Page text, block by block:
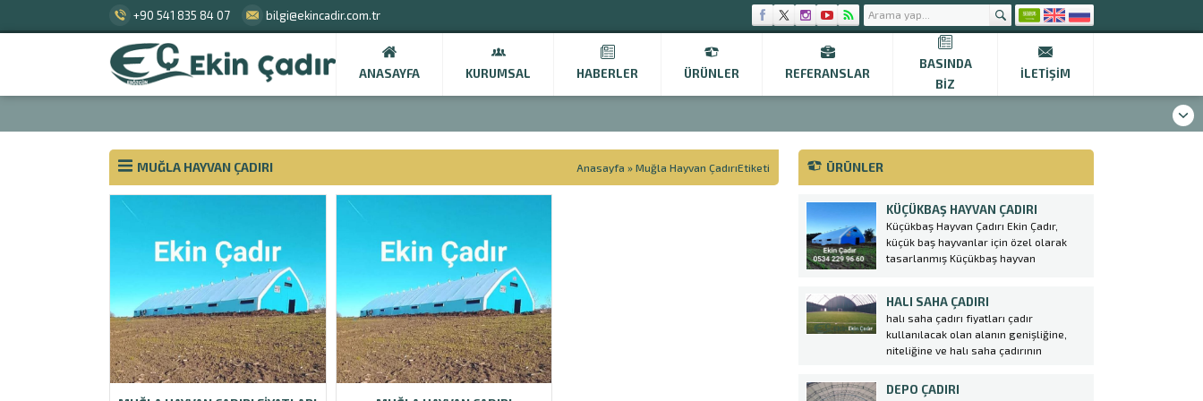
+90 541 835 84 07 bilgi@ekincadir.com.tr
ANASAYFA KURUMSAL HABERLER ÜRÜNLER REFERANSLAR
BASINDA
BIZ
İLETIŞIM
MUĞLA HAYVAN ÇADIRI Anasayfa » Muğla Hayvan ÇadırıEtiketi ÜRÜNLER
KÜÇÜKBAŞ HAYVAN ÇADIRI
Küçükbaş Hayvan Çadırı Ekin Çadır,
küçük baş hayvanlar için özel olarak
tasarlanmış Küçükbaş hayvan
korunabileceği ve doğal şartlardan
etkilenmeden yetiştirilebileceği alanlar
sağlamaktadır. Küçükbaş hayvan
yetiştiriciliği yapan çiftçiler için hayvan
almak oldukça önemlidir....
HALI SAHA ÇADIRI
halı saha çadırı fiyatları çadır
kullanılacak olan alanın genişliğine,
niteliğine ve halı saha çadırının
göstermektedir. Firmamız tarafından
üretilen halı saha çadırları hem gece
DEPO ÇADIRI